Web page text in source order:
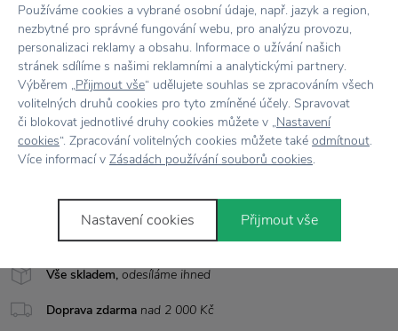
Vše skladem, odesíláme ihned
Doprava zdarma nad 2 000 Kč
Designér Kristina Isola
Materiál 100% bavlna
Péče Praní v pračce na 60°
Rozměr D: 50 cm x Š: 30 cm
Používáme cookies a vybrané osobní údaje, např. jazyk a region,
nezbytné pro správné fungování webu, pro analýzu provozu,
personalizaci reklamy a obsahu. Informace o užívání našich
stránek sdílíme s našimi reklamními a analytickými partnery.
Výběrem „Přijmout vše“ udělujete souhlas se zpracováním všech
volitelných druhů cookies pro tyto zmíněné účely. Spravovat
či blokovat jednotlivé druhy cookies můžete v „Nastavení
cookies“. Zpracování volitelných cookies můžete také odmítnout.
Více informací v Zásadách používání souborů cookies.
Nastavení cookies Přijmout vše